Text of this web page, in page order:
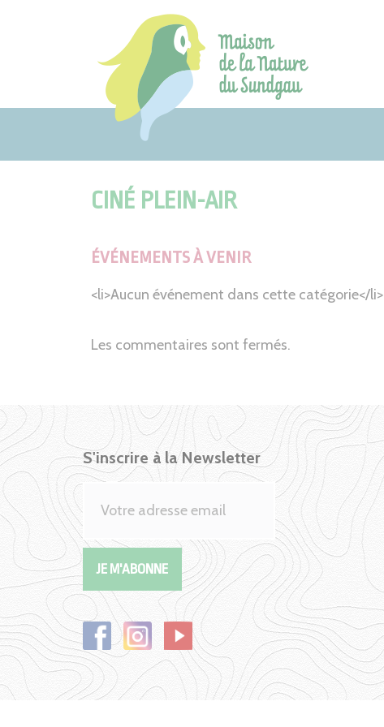
CINÉ PLEIN-AIR
ÉVÉNEMENTS À VENIR
<li>Aucun événement dans cette catégorie</li>
Les commentaires sont fermés.
S'inscrire à la Newsletter